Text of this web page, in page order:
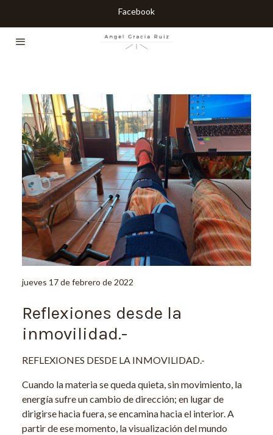
Facebook
jueves 17 de febrero de 2022
Reflexiones desde la
inmovilidad.-
REFLEXIONES DESDE LA INMOVILIDAD.-
Cuando la materia se queda quieta, sin movimiento, la
energía sufre un cambio de dirección; en lugar de
dirigirse hacia fuera, se encamina hacia el interior. A
partir de ese momento, la visualización del mundo